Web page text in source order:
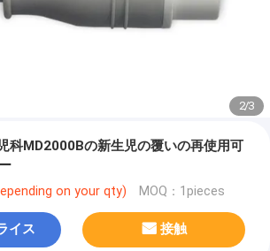
2/3
科MD2000Bの新生児の覆いの再使用可
on your qty) MOQ：1pieces
イス 接触